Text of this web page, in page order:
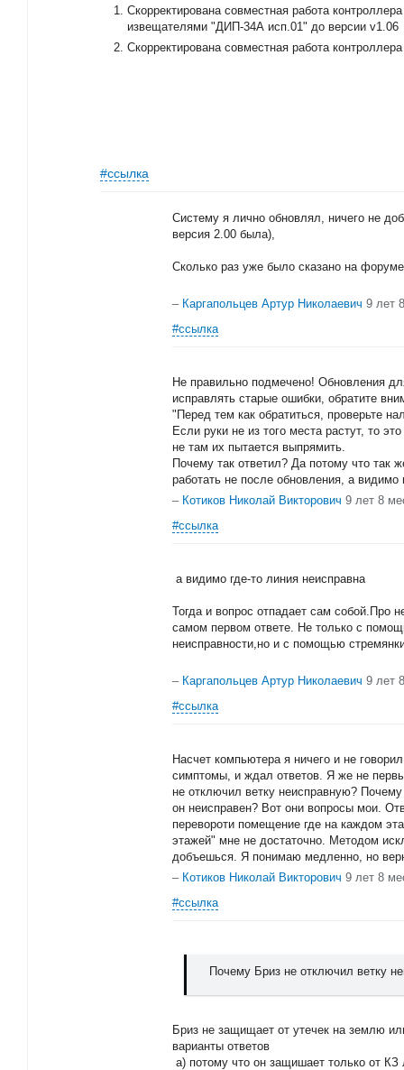
Скорректирована совместная работа
извещателями "ДИП-34А исп.01" до версии v1.06
Скорректирована совместная работа
#ссылка
Систему я лично обновлял, ничего не
версия 2.00 была),
Сколько раз уже было сказано на
– Каргапольцев Артур Николаевич 9 лет
#ссылка
Не правильно подмечено! Обновления
исправлять старые ошибки, обратите
"Перед тем как обратиться, проверьте
Если руки не из того места растут, то
не там их пытается выпрямить.
Почему так ответил? Да потому что так
работать не после обновления, а видимо
– Котиков Николай Викторович 9 лет 8
#ссылка
а видимо где-то линия неисправна
Тогда и вопрос отпадает сам собой.Про
самом первом ответе. Не только с
неисправности,но и с помощью
– Каргапольцев Артур Николаевич 9 лет
#ссылка
Насчет компьютера я ничего и не
симптомы, и ждал ответов. Я же не
не отключил ветку неисправную?
он неисправен? Вот они вопросы мои.
перевороти помещение где на каждом
этажей" мне не достаточно. Методом
добъешься. Я понимаю медленно, но
– Котиков Николай Викторович 9 лет 8
#ссылка
Почему Бриз не отключил ветку
Бриз не защищает от утечек на землю
варианты ответов
а) потому что он защишает только от КЗ